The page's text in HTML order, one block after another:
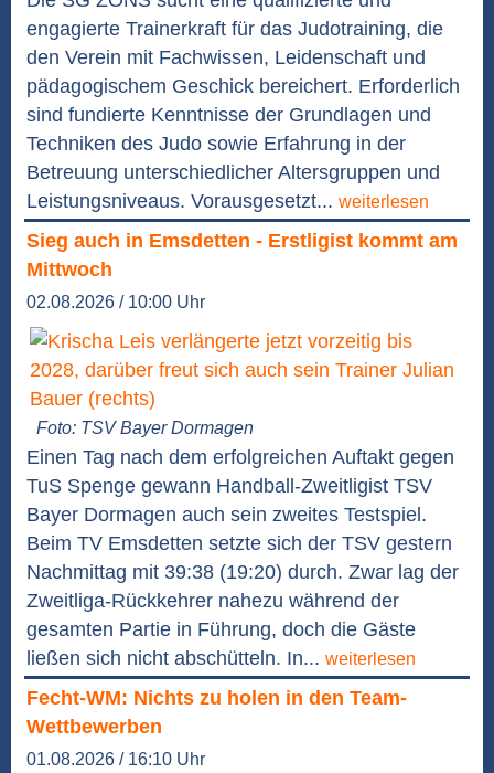
engagierte Trainerkraft für das Judotraining, die
den Verein mit Fachwissen, Leidenschaft und
pädagogischem Geschick bereichert. Erforderlich
sind fundierte Kenntnisse der Grundlagen und
Techniken des Judo sowie Erfahrung in der
Betreuung unterschiedlicher Altersgruppen und
Leistungsniveaus. Vorausgesetzt... weiterlesen
Sieg auch in Emsdetten - Erstligist kommt am
Mittwoch
02.08.2026 / 10:00 Uhr
Foto: TSV Bayer Dormagen
Einen Tag nach dem erfolgreichen Auftakt gegen
TuS Spenge gewann Handball-Zweitligist TSV
Bayer Dormagen auch sein zweites Testspiel.
Beim TV Emsdetten setzte sich der TSV gestern
Nachmittag mit 39:38 (19:20) durch. Zwar lag der
Zweitliga-Rückkehrer nahezu während der
gesamten Partie in Führung, doch die Gäste
ließen sich nicht abschütteln. In... weiterlesen
Fecht-WM: Nichts zu holen in den Team-
Wettbewerben
01.08.2026 / 16:10 Uhr